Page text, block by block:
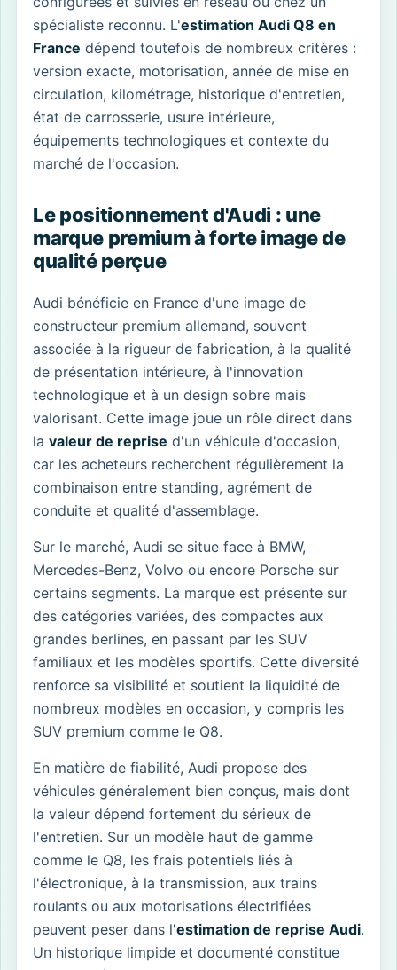
spécialiste reconnu. L'estimation Audi Q8 en
France dépend toutefois de nombreux critères :
version exacte, motorisation, année de mise en
circulation, kilométrage, historique d'entretien,
état de carrosserie, usure intérieure,
équipements technologiques et contexte du
marché de l'occasion.
Le positionnement d'Audi : une
marque premium à forte image de
qualité perçue
Audi bénéficie en France d'une image de
constructeur premium allemand, souvent
associée à la rigueur de fabrication, à la qualité
de présentation intérieure, à l'innovation
technologique et à un design sobre mais
valorisant. Cette image joue un rôle direct dans
la valeur de reprise d'un véhicule d'occasion,
car les acheteurs recherchent régulièrement la
combinaison entre standing, agrément de
conduite et qualité d'assemblage.
Sur le marché, Audi se situe face à BMW,
Mercedes-Benz, Volvo ou encore Porsche sur
certains segments. La marque est présente sur
des catégories variées, des compactes aux
grandes berlines, en passant par les SUV
familiaux et les modèles sportifs. Cette diversité
renforce sa visibilité et soutient la liquidité de
nombreux modèles en occasion, y compris les
SUV premium comme le Q8.
En matière de fiabilité, Audi propose des
véhicules généralement bien conçus, mais dont
la valeur dépend fortement du sérieux de
l'entretien. Sur un modèle haut de gamme
comme le Q8, les frais potentiels liés à
l'électronique, à la transmission, aux trains
roulants ou aux motorisations électrifiées
peuvent peser dans l'estimation de reprise Audi.
Un historique limpide et documenté constitue